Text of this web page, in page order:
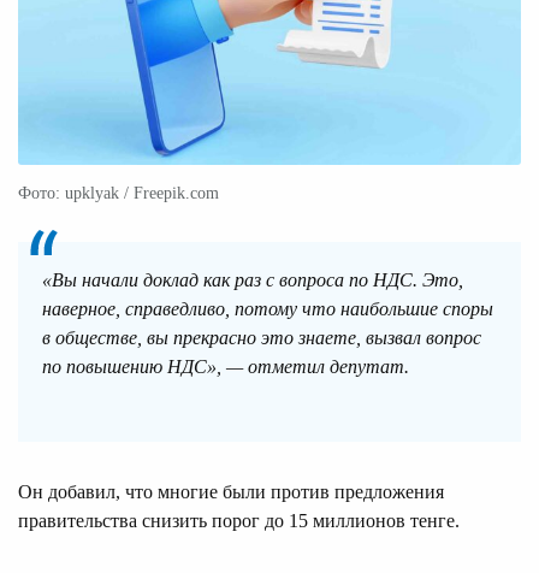
Фото: upklyak / Freepik.com
«Вы начали доклад как раз с вопроса по НДС. Это,
наверное, справедливо, потому что наибольшие споры
в обществе, вы прекрасно это знаете, вызвал вопрос
по повышению НДС», — отметил депутат.
Он добавил, что многие были против предложения
правительства снизить порог до 15 миллионов тенге.